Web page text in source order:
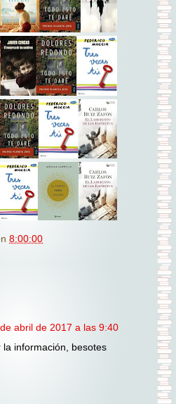
8:00:00
abril de 2017 a las 9:40
información, besotes